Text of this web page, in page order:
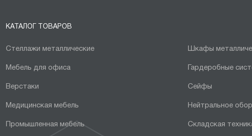
КАТАЛОГ ТОВАРОВ
Стеллажи металлические Шкафы
Мебель для офиса Гардеробные
Верстаки Сейфы
Медицинская мебель Нейтральное
Промышленная мебель Складская